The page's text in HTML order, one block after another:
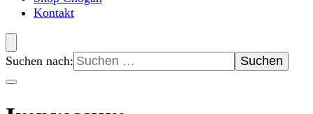
Kontakt
Suchen nach: